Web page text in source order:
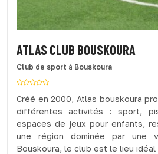
ATLAS CLUB BOUSKOURA
Club de sport à Bouskoura
Créé en 2000, Atlas bouskoura
différentes activités : sport,
espaces de jeux pour enfants,
une région dominée par
Bouskoura, le club est le lieu idéal